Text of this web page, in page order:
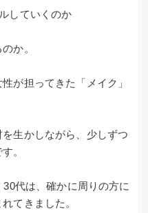
していくのか
か。
が担ってきた「メイク」
生かしながら、少しずつ
。
代は、確かに周りの方に
てきました。